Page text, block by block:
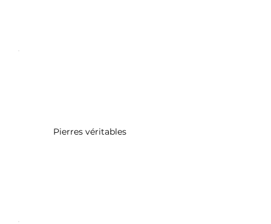
Pierres véritables